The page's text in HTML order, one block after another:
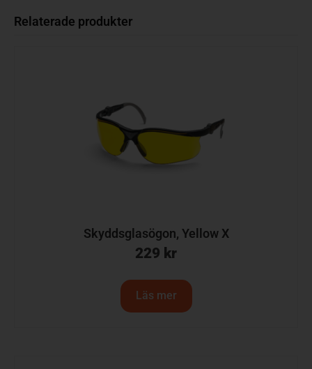
Relaterade produkter
Skyddsglasögon, Yellow X
229 kr
Läs mer